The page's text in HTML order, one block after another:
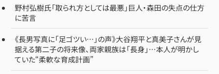
野村弘樹氏「取られ方としては最悪」巨人・森田の失点の仕方
に苦言
《長男写真に「足ゴツい…」の声》大谷翔平と真美子さんが見
据える第二子の将来像、両家親族は「長身」…本人が明かし
ていた“柔軟な育成計画”